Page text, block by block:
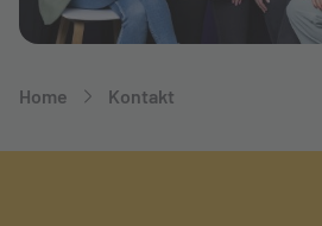
Breadcrumb-Navigation
Home Kontakt